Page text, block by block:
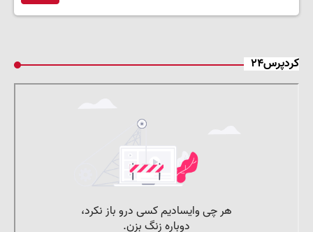
کردپرس۲۴